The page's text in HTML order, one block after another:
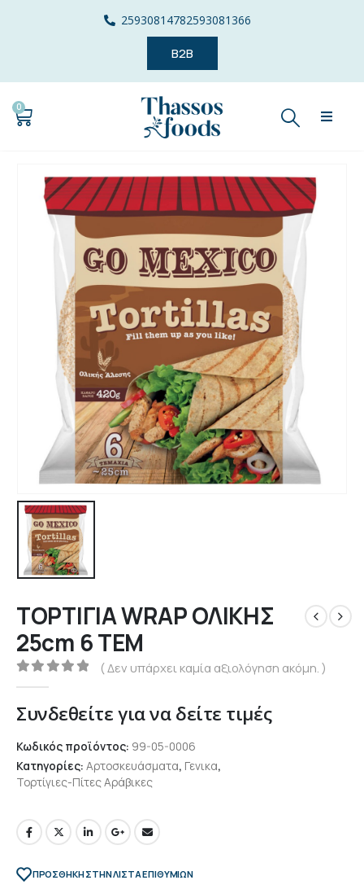
25930814782593081366
B2B
0
ΤΟΡΤΙΓΙΑ WRAP ΟΛΙΚΗΣ
25cm 6 ΤΕΜ
0out of 5
( Δεν υπάρχει καμία αξιολόγηση ακόμη. )
Συνδεθείτε για να δείτε τιμές
Κωδικός προϊόντος: 99-05-0006
Κατηγορίες: Αρτοσκευάσματα, Γενικα,
Τορτίγιες-Πίτες Αράβικες
ΠΡΌΣΘΉΚΗ ΣΤΗΝ ΛΊΣΤΑ ΕΠΙΘΥΜΙΏΝ